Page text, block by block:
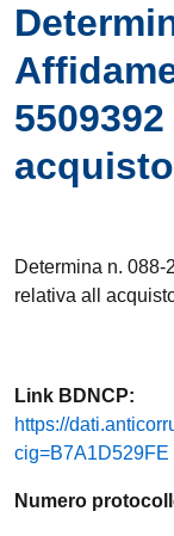
Determina n. 088-
relativa all
Link BDNCP:
https://
cig=B7A1D529FE
Numero